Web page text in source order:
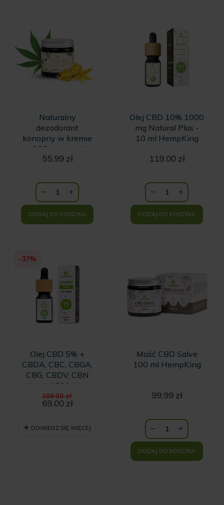
Naturalny
dezodorant
konopny w kremie
z CBD o zapachu
wanilii i kwiatów
HempKing
55.99 zł
DODAJ DO KOSZYKA
Olej CBD 10% 1000
mg Natural Plus -
10 ml HempKing
119.00 zł
DODAJ DO KOSZYKA
-37%
Olej CBD 5% +
CBDA, CBC, CBGA,
CBG, CBDV, CBN
Natural 500 mg -
10ml
109.00zł
cena
69.00 zł
wynosi:
69.00 zł.
DOWIEDZ SIĘ WIĘCEJ
Maść CBD Salve
100 ml HempKing
99.99 zł
DODAJ DO KOSZYKA